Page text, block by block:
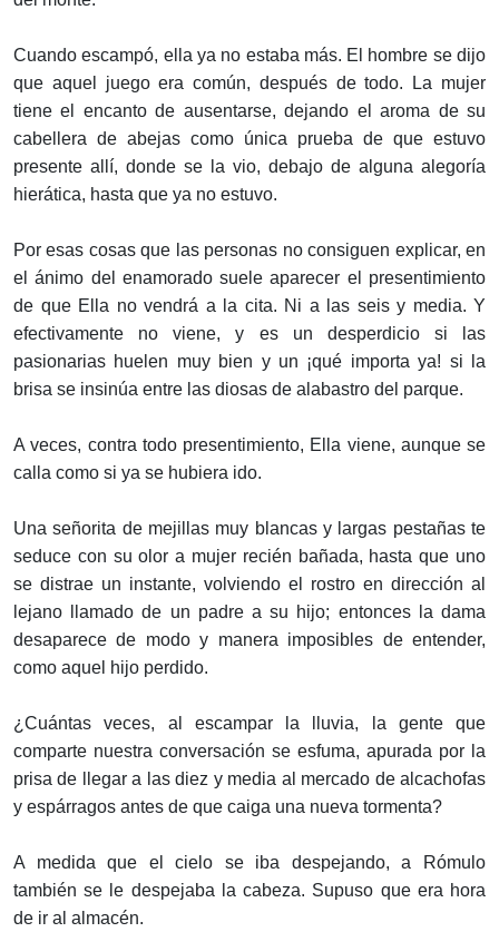
Cuando escampó, ella ya no estaba más. El hombre se dijo
que aquel juego era común, después de todo. La mujer
tiene el encanto de ausentarse, dejando el aroma de su
cabellera de abejas como única prueba de que estuvo
presente allí, donde se la vio, debajo de alguna alegoría
hierática, hasta que ya no estuvo.
Por esas cosas que las personas no consiguen explicar, en
el ánimo del enamorado suele aparecer el presentimiento
de que Ella no vendrá a la cita. Ni a las seis y media. Y
efectivamente no viene, y es un desperdicio si las
pasionarias huelen muy bien y un ¡qué importa ya! si la
brisa se insinúa entre las diosas de alabastro del parque.
A veces, contra todo presentimiento, Ella viene, aunque se
calla como si ya se hubiera ido.
Una señorita de mejillas muy blancas y largas pestañas te
seduce con su olor a mujer recién bañada, hasta que uno
se distrae un instante, volviendo el rostro en dirección al
lejano llamado de un padre a su hijo; entonces la dama
desaparece de modo y manera imposibles de entender,
como aquel hijo perdido.
¿Cuántas veces, al escampar la lluvia, la gente que
comparte nuestra conversación se esfuma, apurada por la
prisa de llegar a las diez y media al mercado de alcachofas
y espárragos antes de que caiga una nueva tormenta?
A medida que el cielo se iba despejando, a Rómulo
también se le despejaba la cabeza. Supuso que era hora
de ir al almacén.